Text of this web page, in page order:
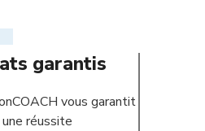
garantis
vous garantit
réussite